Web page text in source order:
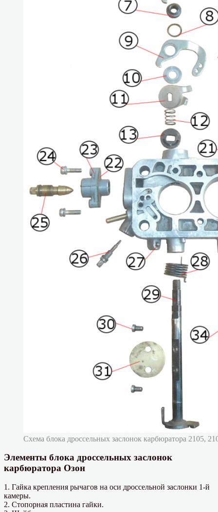
Схема блока дроссельных заслонок карбюратора 2105,
Элементы блока дроссельных заслонок
карбюратора Озон
1. Гайка крепления рычагов на оси дроссельной заслонки 1-й
камеры.
2. Стопорная пластина гайки.